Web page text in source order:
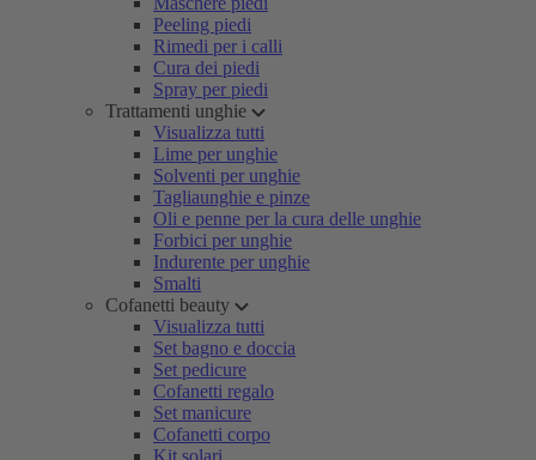
Peeling piedi
Rimedi per i calli
Cura dei piedi
Spray per piedi
Trattamenti unghie
Visualizza tutti
Lime per unghie
Solventi per unghie
Tagliaunghie e pinze
Oli e penne per la cura delle unghie
Forbici per unghie
Indurente per unghie
Smalti
Cofanetti beauty
Visualizza tutti
Set bagno e doccia
Set pedicure
Cofanetti regalo
Set manicure
Cofanetti corpo
Kit solari